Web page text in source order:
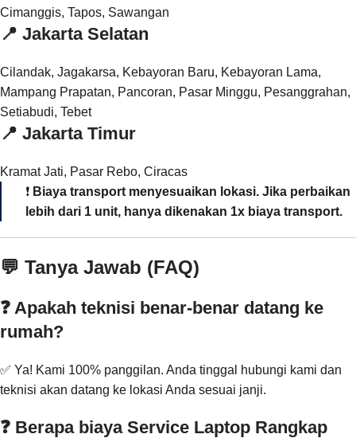
Cimanggis, Tapos, Sawangan
📍 Jakarta Selatan
Cilandak, Jagakarsa, Kebayoran Baru, Kebayoran Lama,
Mampang Prapatan, Pancoran, Pasar Minggu, Pesanggrahan,
Setiabudi, Tebet
📍 Jakarta Timur
Kramat Jati, Pasar Rebo, Ciracas
❗ Biaya transport menyesuaikan lokasi. Jika perbaikan
lebih dari 1 unit, hanya dikenakan 1x biaya transport.
💬 Tanya Jawab (FAQ)
❓ Apakah teknisi benar-benar datang ke
rumah?
✅ Ya! Kami 100% panggilan. Anda tinggal hubungi kami dan
teknisi akan datang ke lokasi Anda sesuai janji.
❓ Berapa biaya Service Laptop Rangkap